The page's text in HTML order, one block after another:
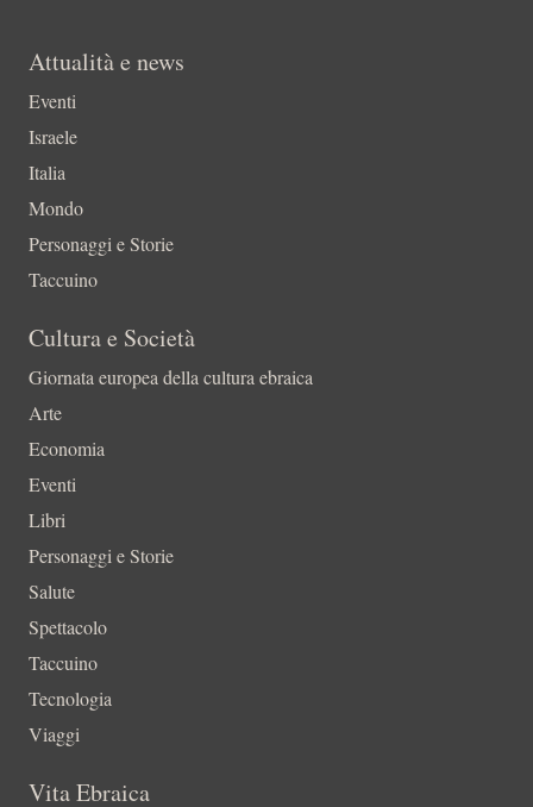
Attualità e news
Eventi
Israele
Italia
Mondo
Personaggi e Storie
Taccuino
Cultura e Società
Giornata europea della cultura ebraica
Arte
Economia
Eventi
Libri
Personaggi e Storie
Salute
Spettacolo
Taccuino
Tecnologia
Viaggi
Vita Ebraica